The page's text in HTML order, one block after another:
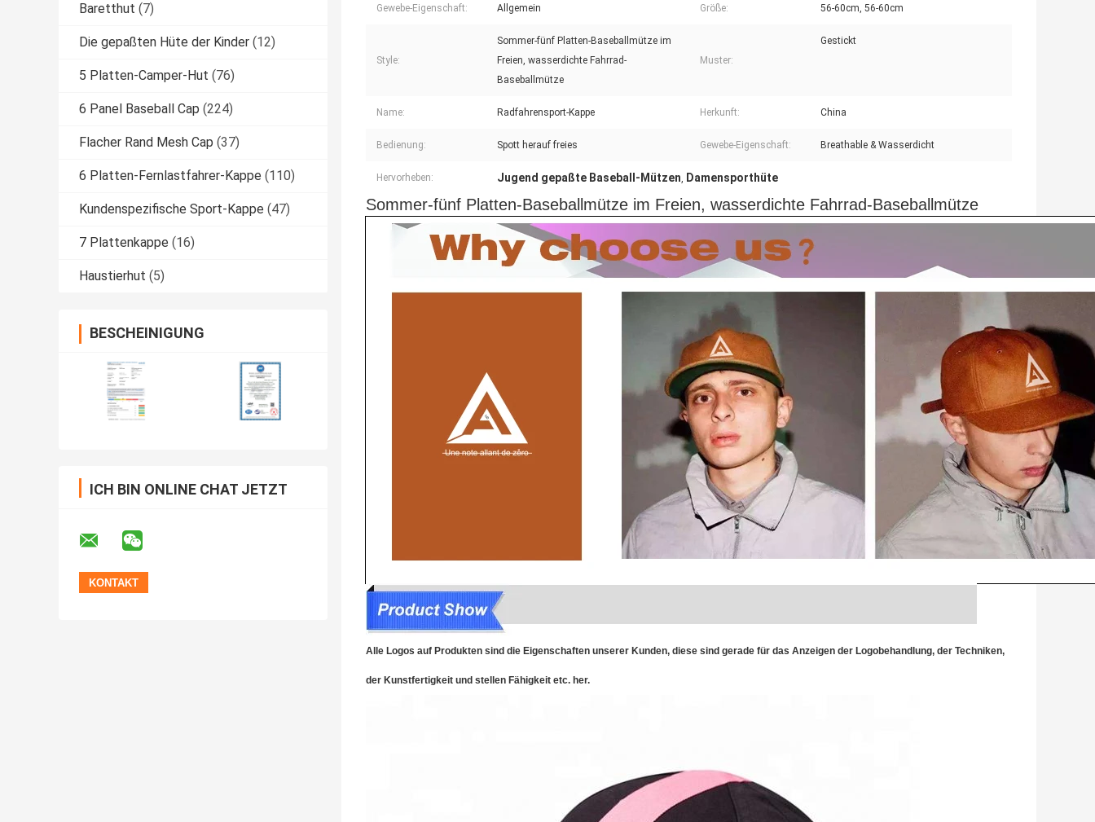
Baretthut (7)
Die gepaßten Hüte der Kinder (12)
5 Platten-Camper-Hut (76)
6 Panel Baseball Cap (224)
Flacher Rand Mesh Cap (37)
6 Platten-Fernlastfahrer-Kappe (110)
Kundenspezifische Sport-Kappe (47)
7 Plattenkappe (16)
Haustierhut (5)
BESCHEINIGUNG
ICH BIN ONLINE CHAT JETZT
Gewebe-Eigenschaft: Allgemein Größe: 56-60cm, 56-60cm
Style:
Sommer-fünf Platten-Baseballmütze im
Freien, wasserdichte Fahrrad-
Baseballmütze
Muster:
Gestickt
Name: Radfahrensport-Kappe Herkunft: China
Bedienung: Spott herauf freies Gewebe-Eigenschaft: Breathable & Wasserdicht
Hervorheben: Jugend gepaßte Baseball-Mützen, Damensporthüte
Sommer-fünf Platten-Baseballmütze im Freien, wasserdichte Fahrrad-Baseballmütze
Alle Logos auf Produkten sind die Eigenschaften unserer Kunden, diese sind gerade für das Anzeigen der Logobehandlung, der Techniken,
der Kunstfertigkeit und stellen Fähigkeit etc. her.